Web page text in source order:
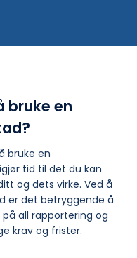
bruke en
bruke en
tid til det du kan
og dets virke. Ved å
er det betryggende å
all rapportering og
krav og frister.